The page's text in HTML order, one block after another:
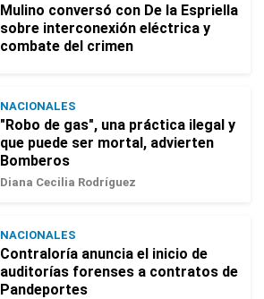
Mulino conversó con De la Espriella
sobre interconexión eléctrica y
combate del crimen
NACIONALES
"Robo de gas", una práctica ilegal y
que puede ser mortal, advierten
Bomberos
Diana Cecilia Rodríguez
NACIONALES
Contraloría anuncia el inicio de
auditorías forenses a contratos de
Pandeportes